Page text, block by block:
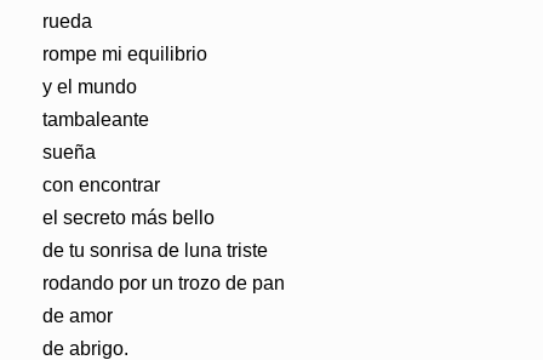
rueda
rompe mi equilibrio
y el mundo
tambaleante
sueña
con encontrar
el secreto más bello
de tu sonrisa de luna triste
rodando por un trozo de pan
de amor
de abrigo.